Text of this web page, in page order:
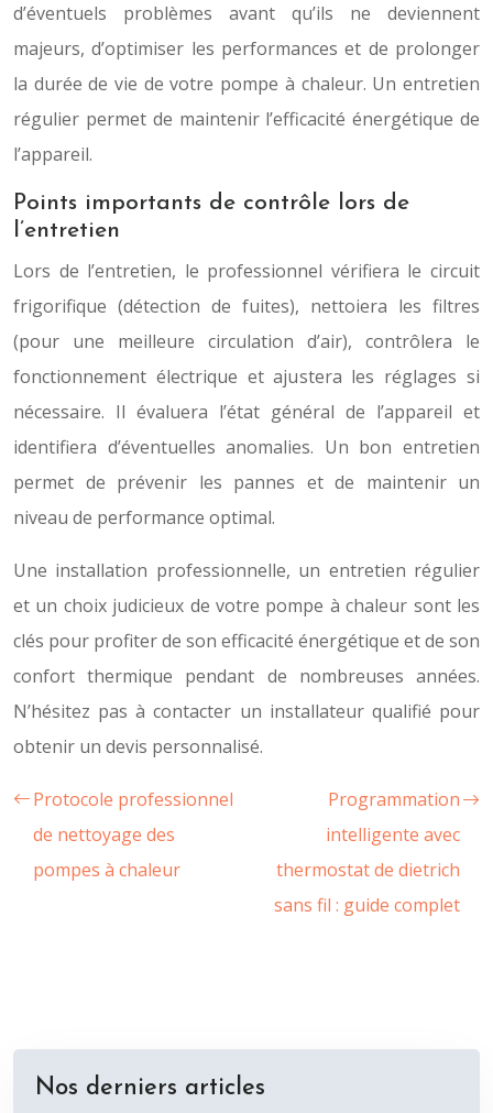
d’éventuels problèmes avant qu’ils ne deviennent
majeurs, d’optimiser les performances et de prolonger
la durée de vie de votre pompe à chaleur. Un entretien
régulier permet de maintenir l’efficacité énergétique de
l’appareil.
Points importants de contrôle lors de
l’entretien
Lors de l’entretien, le professionnel vérifiera le circuit
frigorifique (détection de fuites), nettoiera les filtres
(pour une meilleure circulation d’air), contrôlera le
fonctionnement électrique et ajustera les réglages si
nécessaire. Il évaluera l’état général de l’appareil et
identifiera d’éventuelles anomalies. Un bon entretien
permet de prévenir les pannes et de maintenir un
niveau de performance optimal.
Une installation professionnelle, un entretien régulier
et un choix judicieux de votre pompe à chaleur sont les
clés pour profiter de son efficacité énergétique et de son
confort thermique pendant de nombreuses années.
N’hésitez pas à contacter un installateur qualifié pour
obtenir un devis personnalisé.
Protocole professionnel
de nettoyage des
pompes à chaleur
Programmation
intelligente avec
thermostat de dietrich
sans fil : guide complet
Nos derniers articles